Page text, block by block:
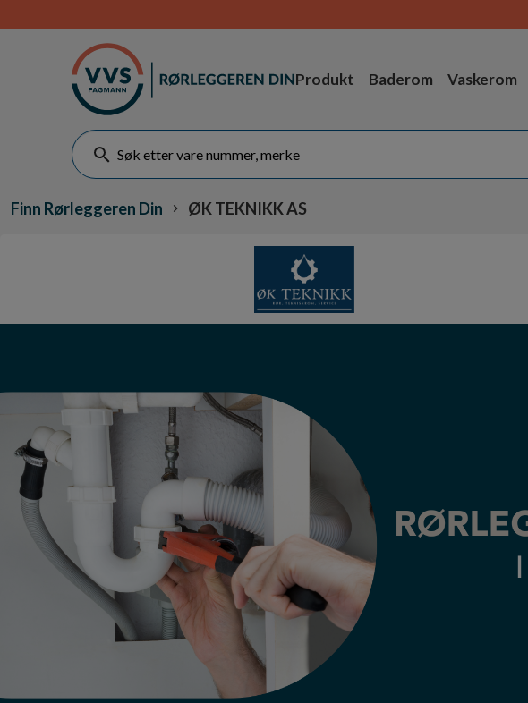
Produkt Baderom Vaskerom
Finn Rørleggeren Din ØK TEKNIKK AS